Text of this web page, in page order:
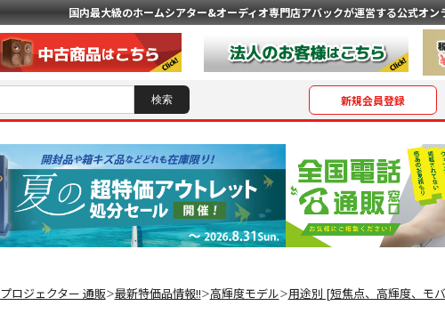
国内最大級のホームシアター&オーディオ専門店アバックが運営する公式オン
新規会員登録
プロジェクター 通販＞最新特価品情報!!＞高輝度モデル＞用途別 [短焦点、高輝度、モ